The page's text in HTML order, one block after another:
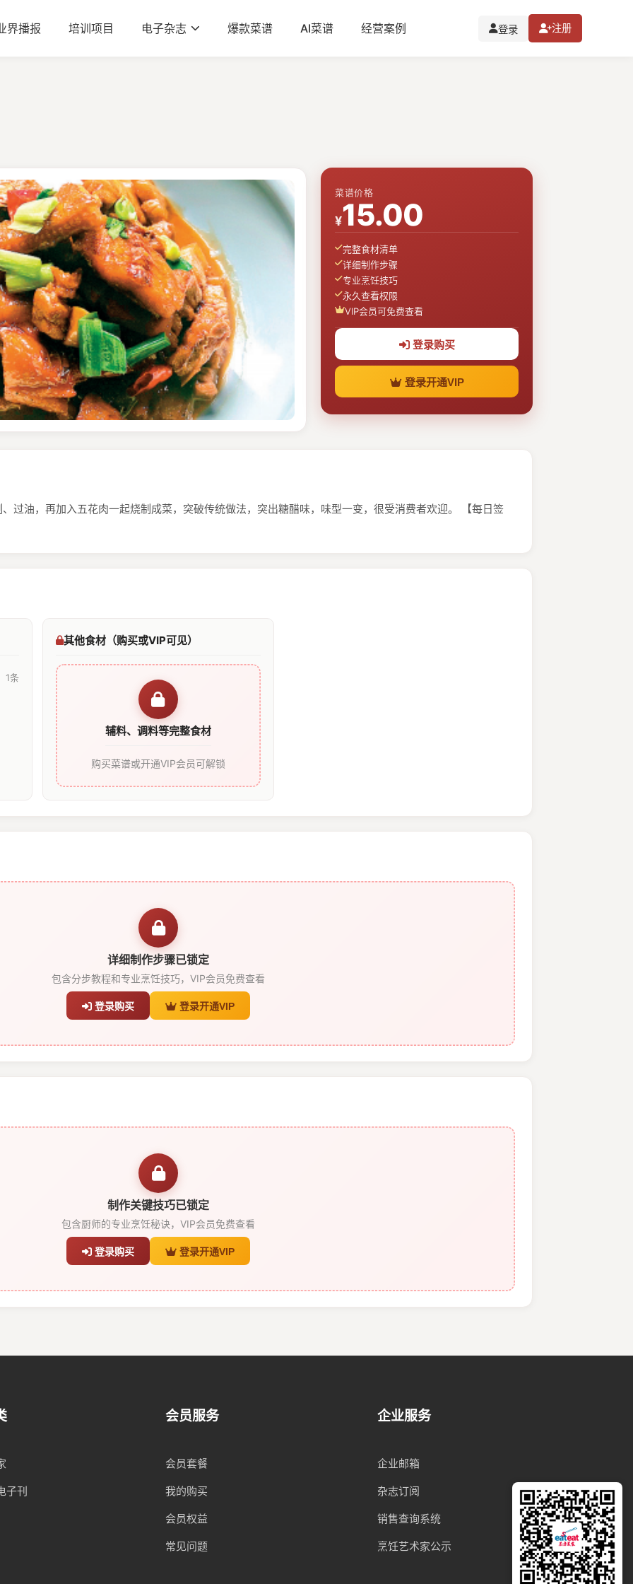
界播报 培训项目 电子杂志 爆款菜谱 AI菜谱 经营案例 登录 注册
菜谱价格
¥15.00
完整食材清单
详细制作步骤
专业烹饪技巧
永久查看权限
VIP会员可免费查看
登录购买
登录开通VIP
过油，再加入五花肉一起烧制成菜，突破传统做法，突出糖醋味，味型一变，很受消费者欢迎。 【每日签
1条
其他食材（购买或VIP可见）
辅料、调料等完整食材
购买菜谱或开通VIP会员可解锁
详细制作步骤已锁定
包含分步教程和专业烹饪技巧，VIP会员免费查看
登录购买 登录开通VIP
制作关键技巧已锁定
包含厨师的专业烹饪秘诀，VIP会员免费查看
登录购买 登录开通VIP
子刊
会员服务
会员套餐
我的购买
会员权益
常见问题
企业服务
企业邮箱
杂志订阅
销售查询系统
烹饪艺术家公示